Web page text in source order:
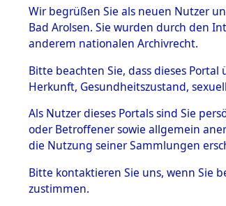
HOME
BESTÄNDE
Inhaftierungsdoku
mente
5. Verschiedenes
Todesmärsche
5.3.1 Alliierte
Wir begrüßen Sie als neuen Nutzer
Bad Arolsen. Sie wurden durch den
anderem nationalen Archivrecht.
Bitte beachten Sie, dass dieses
Herkunft, Gesundheitszustand,
Als Nutzer dieses Portals sind Sie
oder Betroffener sowie allgemein
die Nutzung seiner Sammlungen
Bitte kontaktieren Sie uns, wenn Sie
zustimmen.